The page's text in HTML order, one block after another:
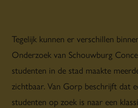
Tegelijk kunnen er verschillen
Onderzoek van Schouwburg
studenten in de stad maakte
zichtbaar. Van Gorp beschrijft dat
studenten op zoek is naar een